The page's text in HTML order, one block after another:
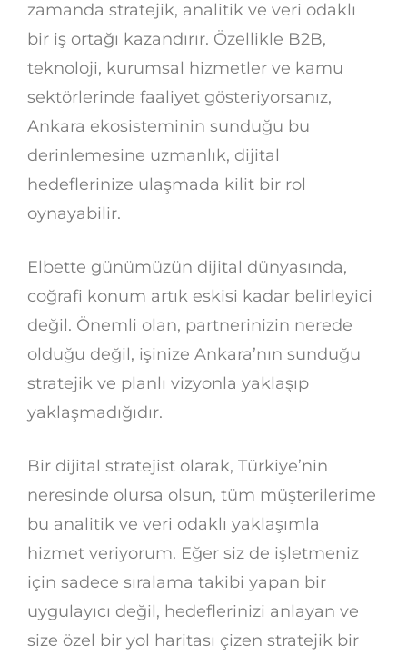
zamanda stratejik, analitik ve veri odaklı
bir iş ortağı kazandırır. Özellikle B2B,
teknoloji, kurumsal hizmetler ve kamu
sektörlerinde faaliyet gösteriyorsanız,
Ankara ekosisteminin sunduğu bu
derinlemesine uzmanlık, dijital
hedeflerinize ulaşmada kilit bir rol
oynayabilir.
Elbette günümüzün dijital dünyasında,
coğrafi konum artık eskisi kadar belirleyici
değil. Önemli olan, partnerinizin nerede
olduğu değil, işinize Ankara’nın sunduğu
stratejik ve planlı vizyonla yaklaşıp
yaklaşmadığıdır.
Bir dijital stratejist olarak, Türkiye’nin
neresinde olursa olsun, tüm müşterilerime
bu analitik ve veri odaklı yaklaşımla
hizmet veriyorum. Eğer siz de işletmeniz
için sadece sıralama takibi yapan bir
uygulayıcı değil, hedeflerinizi anlayan ve
size özel bir yol haritası çizen stratejik bir